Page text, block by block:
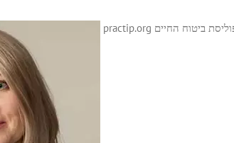
practip.org ביטוח החיים